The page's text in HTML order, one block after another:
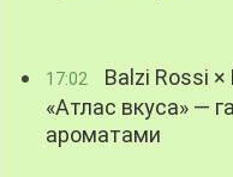
17:02
Balzi Rossi
«Атлас вкуса» —
ароматами